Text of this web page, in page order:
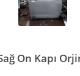
On Kapı